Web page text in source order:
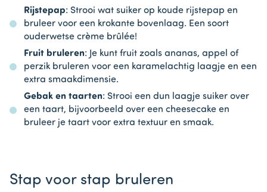
Rijstepap: Strooi wat suiker op koude rijstepap en
bruleer voor een krokante bovenlaag. Een soort
ouderwetse crème brûlée!
Fruit bruleren: Je kunt fruit zoals ananas, appel of
perzik bruleren voor een karamelachtig laagje en een
extra smaakdimensie.
Gebak en taarten: Strooi een dun laagje suiker over
een taart, bijvoorbeeld over een cheesecake en
bruleer je taart voor extra textuur en smaak.
Stap voor stap bruleren